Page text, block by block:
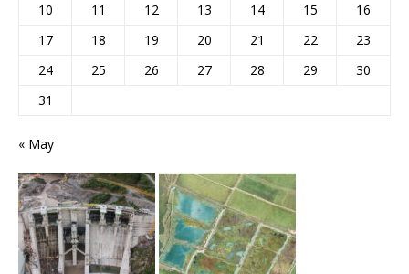
10
11 12 13 14 15
16
17
18 19 20 21 22
23
24
25 26 27 28 29
30
31
« May